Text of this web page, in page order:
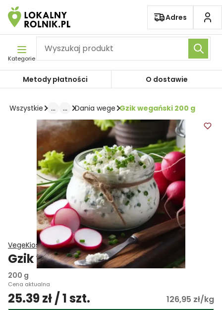
Pomiń nawigację
Adres
Kategorie
Metody płatności O dostawie
Wszystkie ... ... Dania wege Gzik wegański 200 g
VegeKiosk
Gzik wegański
200 g
Cena aktualna
25.39 zł / 1 szt. 126,95 zł/kg